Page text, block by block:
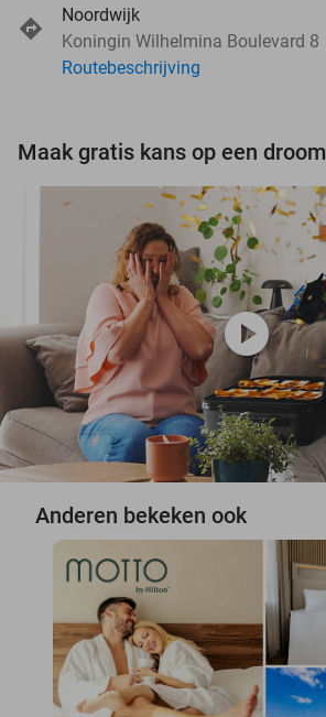
Noordwijk
Koningin Wilhelmina Boulevard 8
Routebeschrijving
play_circle
Anderen bekeken ook